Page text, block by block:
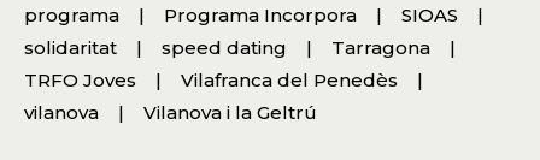
programa
Programa Incorpora
SIOAS
solidaritat
speed dating
Tarragona
TRFO Joves
Vilafranca del Penedès
vilanova
Vilanova i la Geltrú